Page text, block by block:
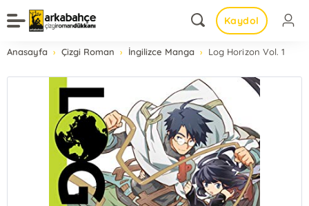
Kaydol
Anasayfa Çizgi Roman İngilizce Manga Log Horizon Vol. 1